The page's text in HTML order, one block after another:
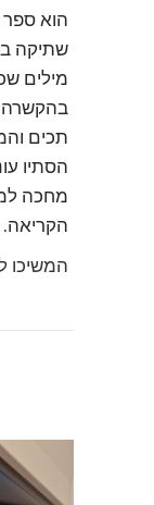
הוא ספר
שתיקה
מילים
בהקשרה
תכים
הסתיו
מחכה
הקריאה.
המשיכו